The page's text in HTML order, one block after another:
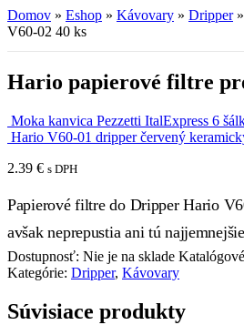
Domov » Eshop » Kávovary » Dripper»
V60-02 40 ks
Hario papierové filtre
Moka kanvica Pezzetti ItalExpress 6
Hario V60-01 dripper červený
2.39 € s DPH
Papierové filtre do Dripper Hario
avšak neprepustia ani tú
Dostupnosť: Nie je na sklade
Kategórie: Dripper, Kávovary
Súvisiace produkty